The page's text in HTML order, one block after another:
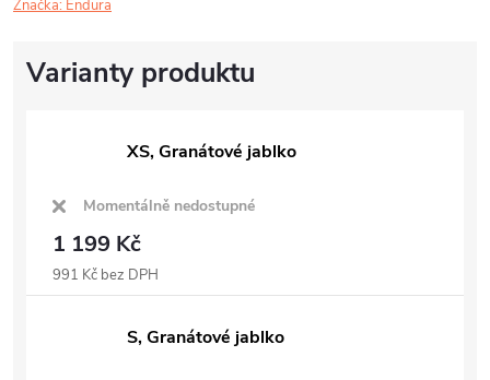
Značka: Endura
XS, Granátové jablko
Momentálně nedostupné
1 199 Kč
991 Kč bez DPH
S, Granátové jablko